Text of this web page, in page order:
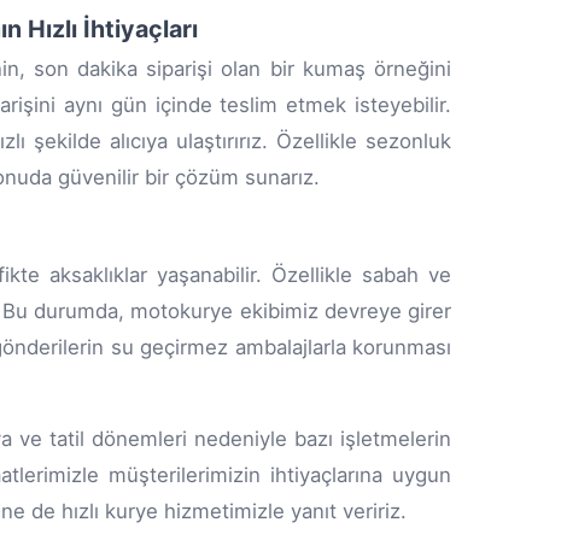
Hızlı İhtiyaçları
son dakika siparişi olan bir kumaş örneğini
aynı gün içinde teslim etmek isteyebilir.
şekilde alıcıya ulaştırırız. Özellikle sezonluk
güvenilir bir çözüm sunarız.
aksaklıklar yaşanabilir. Özellikle sabah ve
Bu durumda, motokurye ekibimiz devreye girer
su geçirmez ambalajlarla korunması
ve tatil dönemleri nedeniyle bazı işletmelerin
müşterilerimizin ihtiyaçlarına uygun
de hızlı kurye hizmetimizle yanıt veririz.